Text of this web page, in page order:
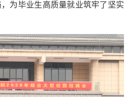
为毕业生高质量就业筑牢了坚实